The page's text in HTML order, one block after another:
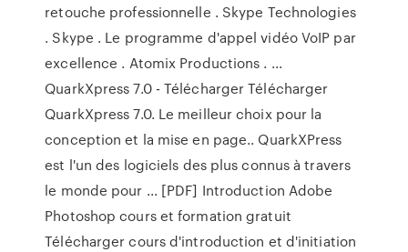
retouche professionnelle . Skype Technologies
. Skype . Le programme d'appel vidéo VoIP par
excellence . Atomix Productions . ...
QuarkXpress 7.0 - Télécharger Télécharger
QuarkXpress 7.0. Le meilleur choix pour la
conception et la mise en page.. QuarkXPress
est l'un des logiciels des plus connus à travers
le monde pour ... [PDF] Introduction Adobe
Photoshop cours et formation gratuit
Télécharger cours d'introduction et d'initiation